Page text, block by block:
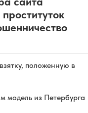
положенную в
модель из Петербурга